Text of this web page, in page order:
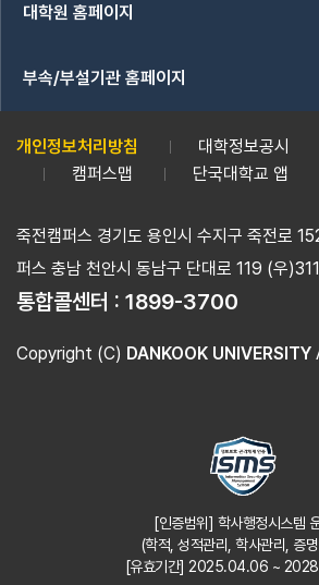
대학원 홈페이지
부속/부설기관 홈페이지
개인정보처리방침 대학정보공시
캠퍼스맵
단국대학교 앱
죽전캠퍼스 경기도 용인시 수지구 죽전로
퍼스 충남 천안시 동남구 단대로 119 (우
통합콜센터 : 1899-3700
Copyright (C) DANKOOK UNIVERSITY
[인증범위] 학사행정시스템
(학적, 성적관리, 학사관리, 증
[유효기간] 2025.04.06 ~